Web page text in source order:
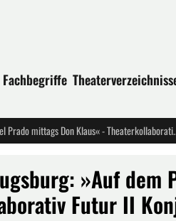
Fachbegriffe
Uraufführung am Staatstheater
»Auf dem
Futur II